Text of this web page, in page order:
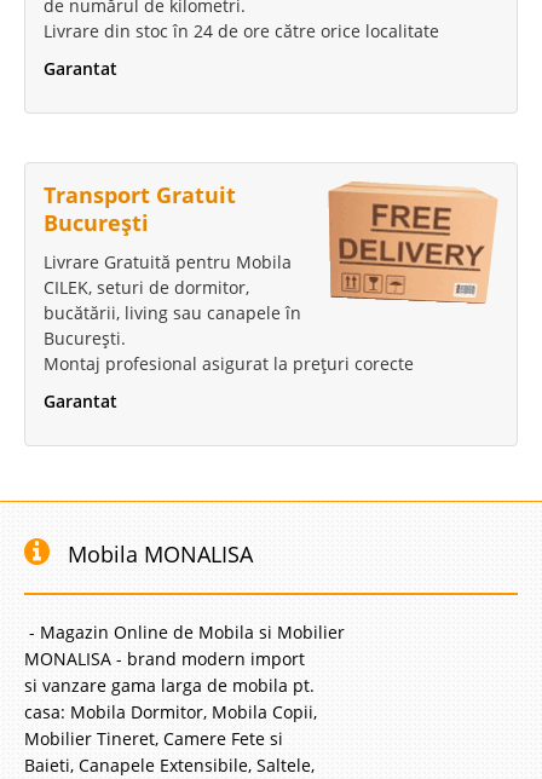
de numărul de kilometri.
Livrare din stoc în 24 de ore către orice localitate
Garantat
Transport Gratuit
București
Livrare Gratuită pentru Mobila
CILEK, seturi de dormitor,
bucătării, living sau canapele în
București.
Montaj profesional asigurat la prețuri corecte
Garantat
Mobila MONALISA
- Magazin Online de Mobila si Mobilier
MONALISA - brand modern import
si vanzare gama larga de mobila pt.
casa: Mobila Dormitor, Mobila Copii,
Mobilier Tineret, Camere Fete si
Baieti, Canapele Extensibile, Saltele,